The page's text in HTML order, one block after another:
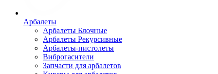
Арбалеты
Арбалеты Блочные
Арбалеты Рекурсивные
Арбалеты-пистолеты
Виброгасители
Запчасти для арбалетов